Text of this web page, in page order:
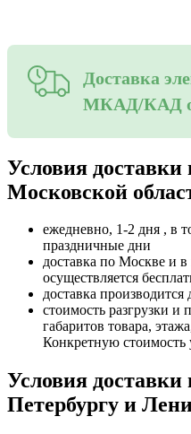
Доставка
МКАД/КАД
Условия
Московской
ежедневно, 1-2 дня , в
праздничные дни
доставка по Москве и
осуществляется
доставка производится
стоимость разгрузки и
габаритов товара,
Конкретную стоимость
Условия
Петербургу и